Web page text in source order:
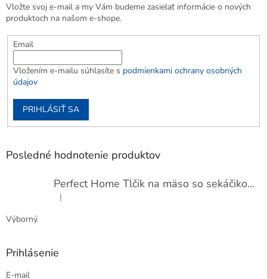
Vložte svoj e-mail a my Vám budeme zasielať informácie o nových
produktoch na našom e-shope.
Email
Vložením e-mailu súhlasíte s podmienkami ochrany osobných
údajov
PRIHLÁSIŤ SA
Posledné hodnotenie produktov
Perfect Home Tĺčik na mäso so sekáčikom, 56893
Hodnotenie produktu je 5 z 5 hviezdičiek.
|
Výborný.
Prihlásenie
E-mail